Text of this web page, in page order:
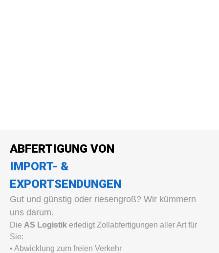
ABFERTIGUNG VON
IMPORT- &
EXPORTSENDUNGEN
Gut und günstig oder riesengroß? Wir kümmern
uns darum.
Die AS Logistik erledigt Zollabfertigungen aller Art für
Sie:
• Abwicklung zum freien Verkehr